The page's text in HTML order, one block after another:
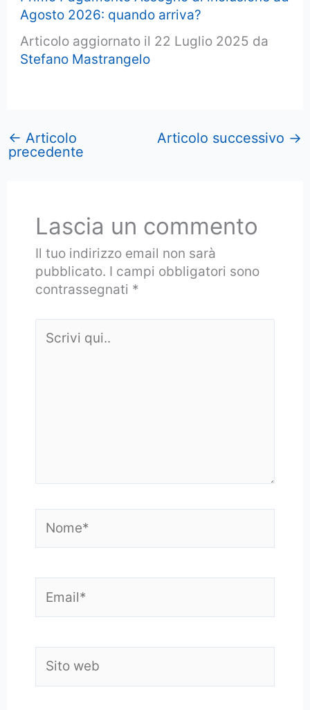
Agosto 2026: quando arriva?
Articolo aggiornato il 22 Luglio 2025 da
Stefano Mastrangelo
← Articolo
precedente
Articolo successivo →
Lascia un commento
Il tuo indirizzo email non sarà
pubblicato. I campi obbligatori sono
contrassegnati *
qui..
web